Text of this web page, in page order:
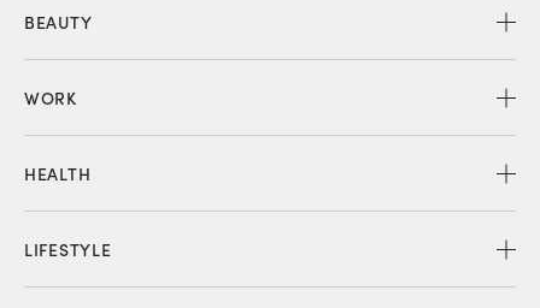
BEAUTY
WORK
HEALTH
LIFESTYLE